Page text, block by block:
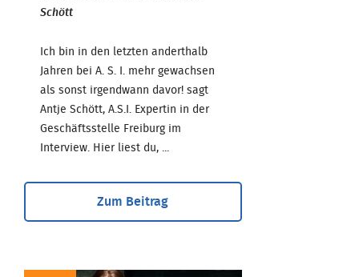
Schött
Ich bin in den letzten anderthalb
Jahren bei A. S. I. mehr gewachsen
als sonst irgendwann davor! sagt
Antje Schött, A.S.I. Expertin in der
Geschäftsstelle Freiburg im
Interview. Hier liest du, ...
Zum Beitrag